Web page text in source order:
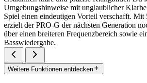
Umgebungshinweise mit unglaublicher
Spiel einen eindeutigen Vorteil verschafft. Mit
erzielt der PRO-G der nächsten Generation
über einen breiteren Frequenzbereich sowie
Basswiedergabe.
Weitere Funktionen entdecken